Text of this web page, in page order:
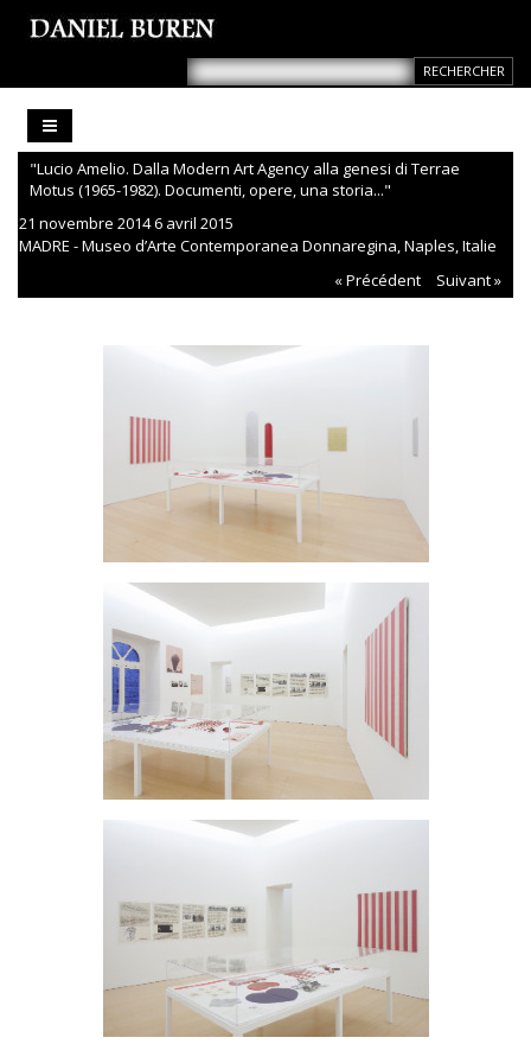
"Lucio Amelio. Dalla Modern Art Agency alla genesi di Terrae
Motus (1965-1982). Documenti, opere, una storia..."
21 novembre 2014 6 avril 2015
MADRE - Museo d’Arte Contemporanea Donnaregina, Naples, Italie
« Précédent
Suivant »